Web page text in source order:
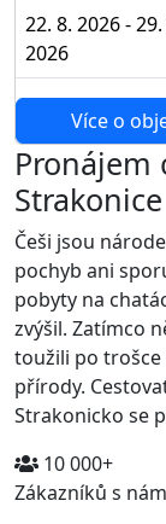
22. 8. 2026 - 29.
2026
Více o
Pronájem
Strakonice
Češi jsou
pochyb ani
pobyty na
zvýšil. Zatímco
toužili po
přírody.
Strakonicko se
10 000+
Zákazníků s